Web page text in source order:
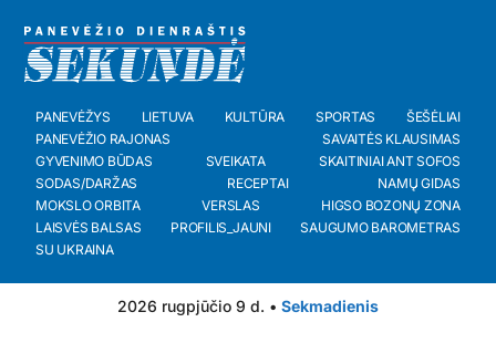
PANEVĖŽYS LIETUVA KULTŪRA SPORTAS
ŠEŠĖLIAI
PANEVĖŽIO RAJONAS
SAVAITĖS KLAUSIMAS
GYVENIMO BŪDAS
SVEIKATA
SKAITINIAI ANT SOFOS
SODAS/DARŽAS
RECEPTAI
NAMŲ GIDAS
MOKSLO ORBITA
VERSLAS
HIGSO BOZONŲ ZONA
LAISVĖS BALSAS
PROFILIS_JAUNI
SAUGUMO BAROMETRAS
SU UKRAINA
2026 rugpjūčio 9 d. • Sekmadienis